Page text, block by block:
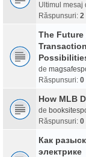
Ultimul mesaj
Răspunsuri: 2
The
de
Răspunsuri: 0
How MLB
de
Răspunsuri: 0
Как
электрике